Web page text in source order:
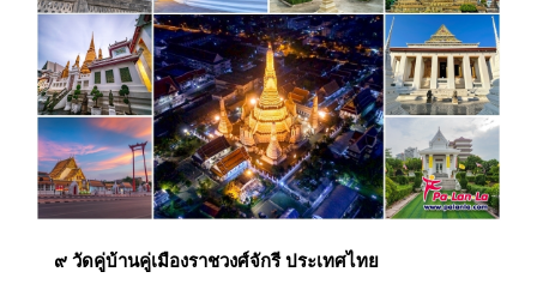
๙ วัดคู่บ้านคู่เมืองราชวงศ์จักรี ประเทศไทย